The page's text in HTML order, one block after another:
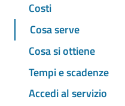
Costi
Cosa serve
Cosa si ottiene
Tempi e scadenze
Accedi al servizio